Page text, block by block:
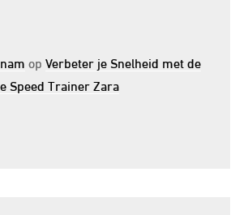
opVerbeter je Snelheid met de
Speed Trainer Zara